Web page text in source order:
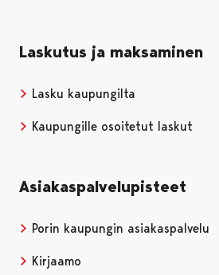
Laskutus ja maksaminen
Lasku kaupungilta
Kaupungille osoitetut laskut
Asiakaspalvelupisteet
Porin kaupungin asiakaspalvelu
Kirjaamo